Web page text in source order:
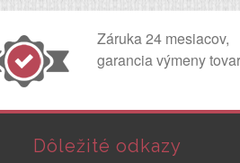
Záruka 24 mesiacov,
garancia výmeny
Dôležité odkazy